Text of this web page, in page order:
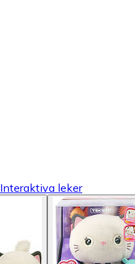
Interaktiva leker